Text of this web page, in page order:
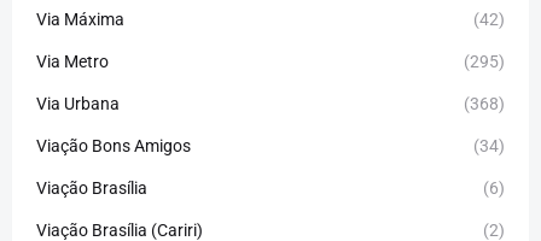
Via Máxima (42)
Via Metro (295)
Via Urbana (368)
Viação Bons Amigos (34)
Viação Brasília (6)
Viação Brasília (Cariri) (2)